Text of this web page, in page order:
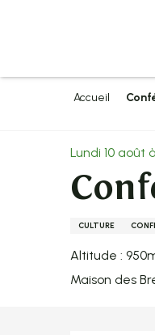
Accueil
Lundi 10 août
CULTURE
Altitude :
Maison des